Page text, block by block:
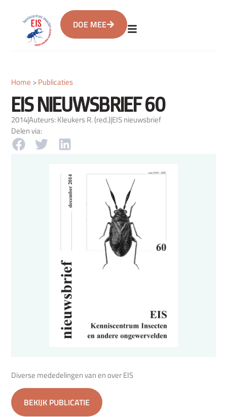
DOE MEE
Home >Publicaties
EIS NIEUWSBRIEF 60
2014|Auteurs: Kleukers R. (red.)|EIS nieuwsbrief
Delen via:
Diverse mededelingen van en over EIS
BEKIJK PUBLICATIE